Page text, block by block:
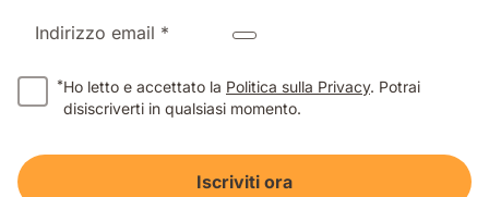
Indirizzo email *
*Ho letto e accettato la Politica sulla Privacy. Potrai
disiscriverti in qualsiasi momento.
Iscriviti ora